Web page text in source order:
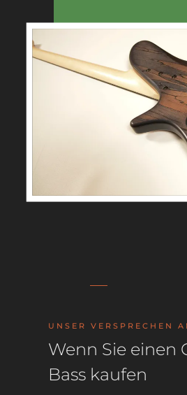
UNSER VERSPRECHEN
Wenn Sie einen
Bass kaufen